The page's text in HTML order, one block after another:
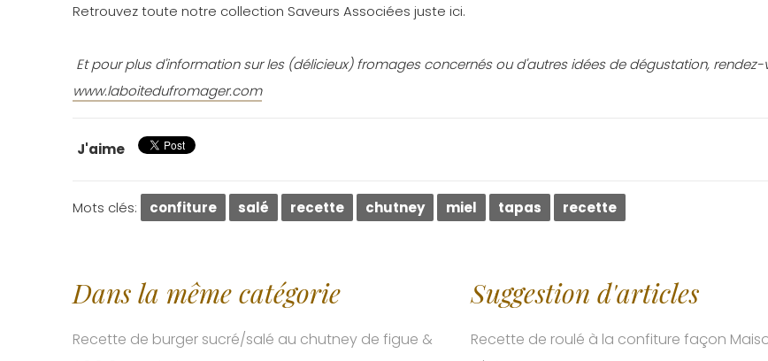
Retrouvez toute notre collection Saveurs Associées juste ici.
Et pour plus d'information sur les (délicieux) fromages concernés ou d'autres idées de dégustation, rendez-
www.laboitedufromager.com
J'aime
Mots clés: confiture salé recette chutney miel tapas recette
Dans la même catégorie
Recette de burger sucré/salé au chutney de figue &
Suggestion d'articles
Recette de roulé à la confiture façon